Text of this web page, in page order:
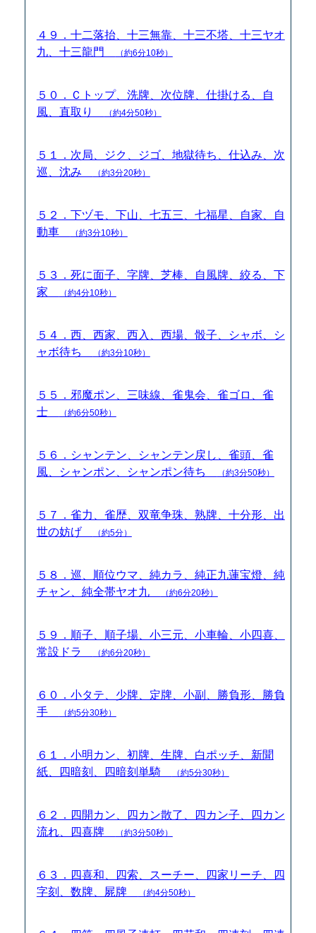
４９．十二落抬、十三無靠、十三不塔、十三ヤオ
九、十三龍門
（約6分10秒）
５０．Ｃトップ、洗牌、次位牌、仕掛ける、自
風、直取り
（約4分50秒）
５１．次局、ジク、ジゴ、地獄待ち、仕込み、次
巡、沈み
（約3分20秒）
５２．下ヅモ、下山、七五三、七福星、自家、自
動車
（約3分10秒）
５３．死に面子、字牌、芝棒、自風牌、絞る、下
家
（約4分10秒）
５４．西、西家、西入、西場、骰子、シャボ、シ
ャボ待ち
（約3分10秒）
５５．邪魔ポン、三味線、雀鬼会、雀ゴロ、雀
士
（約6分50秒）
５６．シャンテン、シャンテン戻し、雀頭、雀
風、シャンポン、シャンポン待ち
（約3分50秒）
５７．雀力、雀歴、双竜争珠、熟牌、十分形、出
世の妨げ
（約5分）
５８．巡、順位ウマ、純カラ、純正九蓮宝燈、純
チャン、純全帯ヤオ九
（約6分20秒）
５９．順子、順子場、小三元、小車輪、小四喜、
常設ドラ
（約6分20秒）
６０．小タテ、少牌、定牌、小副、勝負形、勝負
手
（約5分30秒）
６１．小明カン、初牌、生牌、白ポッチ、新聞
紙、四暗刻、四暗刻単騎
（約5分30秒）
６２．四開カン、四カン散了、四カン子、四カン
流れ、四喜牌
（約3分50秒）
６３．四喜和、四索、スーチー、四家リーチ、四
字刻、数牌、屍牌
（約4分50秒）